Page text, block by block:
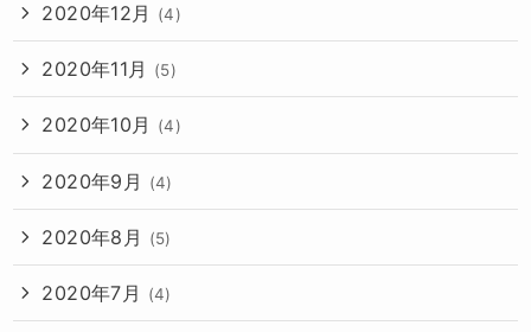
2020年12月 (4)
2020年11月 (5)
2020年10月 (4)
2020年9月 (4)
2020年8月 (5)
2020年7月 (4)